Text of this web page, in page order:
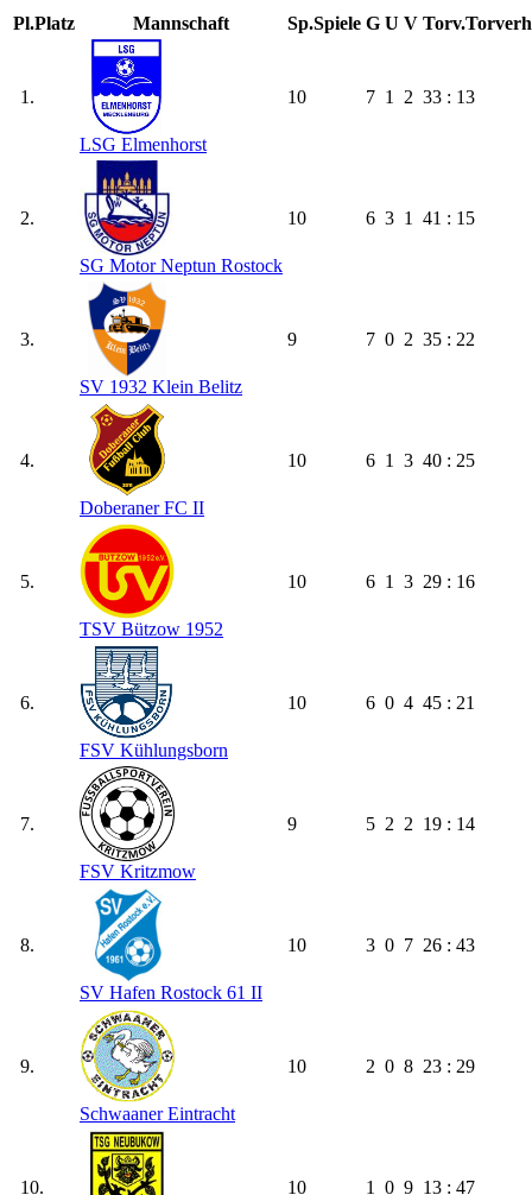
Pl.Platz Mannschaft Sp.Spiele G U V Torv.
1.
LSG Elmenhorst
10 7 1 2 33 : 13
2.
SG Motor Neptun Rostock
10 6 3 1 41 : 15
3.
SV 1932 Klein Belitz
9 7 0 2 35 : 22
4.
Doberaner FC II
10 6 1 3 40 : 25
5.
TSV Bützow 1952
10 6 1 3 29 : 16
6.
FSV Kühlungsborn
10 6 0 4 45 : 21
7.
FSV Kritzmow
9 5 2 2 19 : 14
8.
SV Hafen Rostock 61 II
10 3 0 7 26 : 43
9.
Schwaaner Eintracht
10 2 0 8 23 : 29
10. 10 1 0 9 13 : 47